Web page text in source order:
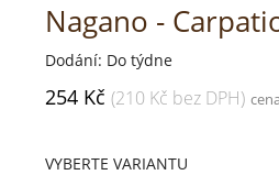
Nagano -
Dodání: Do týdne
254 Kč (210 Kč bez DPH)
VYBERTE VARIANTU